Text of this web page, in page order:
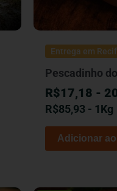
Entrega em
Pescadinho
R$17,18 -
R$85,93 - 1Kg
Adicionar